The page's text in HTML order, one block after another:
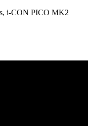
i-CON PICO MK2